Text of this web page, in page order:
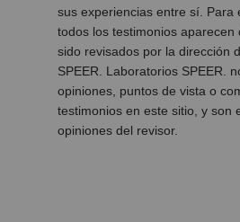
sus experiencias entre sí. Para
todos los testimonios aparecen
sido revisados por la dirección
SPEER. Laboratorios SPEER.
opiniones, puntos de vista o
testimonios en este sitio, y son
opiniones del revisor.